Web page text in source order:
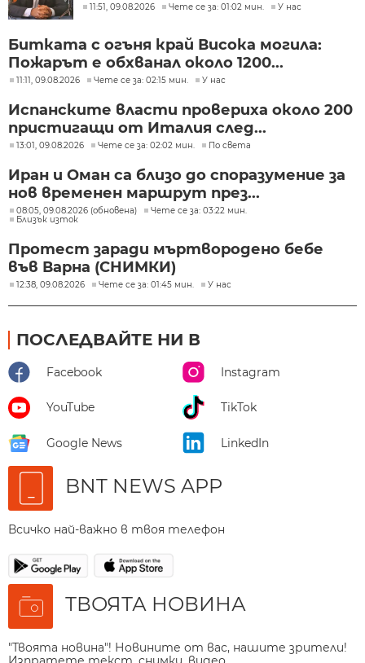
11:51, 09.08.2026 Чете се за: 01:02 мин. У нас
Битката с огъня край Висока могила:
Пожарът е обхванал около 1200...
11:11, 09.08.2026 Чете се за: 02:15 мин. У нас
Испанските власти провериха около 200
пристигащи от Италия след...
13:01, 09.08.2026 Чете се за: 02:02 мин. По света
Иран и Оман са близо до споразумение за
нов временен маршрут през...
08:05, 09.08.2026 (обновена)
Чете се за: 03:22 мин.
Близък изток
Протест заради мъртвородено бебе
във Варна (СНИМКИ)
12:38, 09.08.2026 Чете се за: 01:45 мин. У нас
ПОСЛЕДВАЙТЕ НИ В
Facebook Instagram
YouTube TikTok
Google News LinkedIn
BNT NEWS APP
Всичко най-важно в твоя телефон
ТВОЯТА НОВИНА
"Твоята новина"! Новините от вас, нашите зрители!